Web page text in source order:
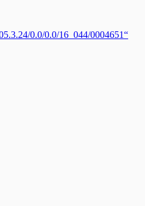
0.0/0.0/16_044/0004651“